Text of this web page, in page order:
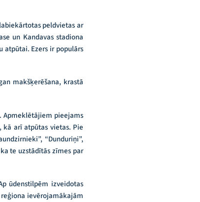
peldvietas ar
un Kandavas stadiona
atpūtai. Ezers ir populārs
makšķerēšana, krastā
Apmeklētājiem pieejams
kā arī atpūtas vietas. Pie
“Dunduriņi”,
te uzstādītās zīmes par
ūdenstilpēm izveidotas
ievērojamākajām